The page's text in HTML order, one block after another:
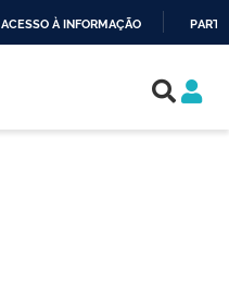
ACESSO À INFORMAÇÃO